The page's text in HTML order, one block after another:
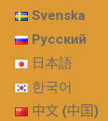
Svenska
Русский
日本語
한국어
中文 (中国)